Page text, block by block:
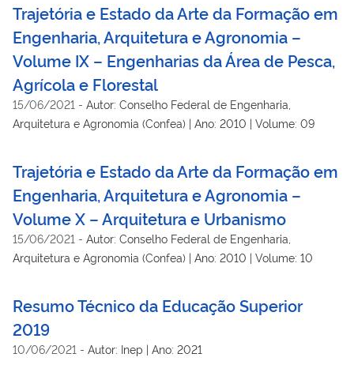
Trajetória e Estado da Arte da Formação em
Engenharia, Arquitetura e Agronomia –
Volume IX – Engenharias da Área de Pesca,
Agrícola e Florestal
15/06/2021 - Autor: Conselho Federal de Engenharia,
Arquitetura e Agronomia (Confea) | Ano: 2010 | Volume: 09
Trajetória e Estado da Arte da Formação em
Engenharia, Arquitetura e Agronomia –
Volume X – Arquitetura e Urbanismo
15/06/2021 - Autor: Conselho Federal de Engenharia,
Arquitetura e Agronomia (Confea) | Ano: 2010 | Volume: 10
Resumo Técnico da Educação Superior
2019
10/06/2021 - Autor: Inep | Ano: 2021